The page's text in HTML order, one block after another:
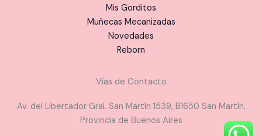
Mis Gorditos
Muñecas Mecanizadas
Novedades
Reborn
Vías de Contacto
Av. del Libertador Gral. San Martín 1539, B1650 San Martín,
Provincia de Buenos Aires